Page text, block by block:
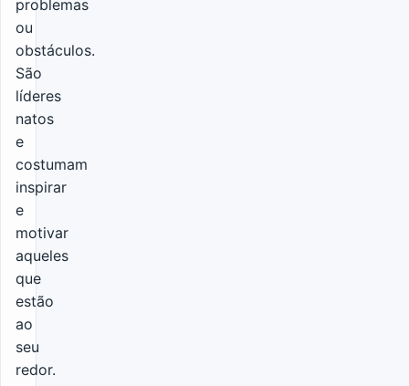
problemas
ou
obstáculos.
São
líderes
natos
e
costumam
inspirar
e
motivar
aqueles
que
estão
ao
seu
redor.